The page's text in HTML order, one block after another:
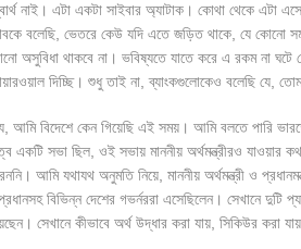
নাই। এটা একটা সাইবার অ্যাটাক। কোথা থেকে এটা
বলেছি, ভেতরে কেউ যদি এতে জড়িত থাকে, যে কোনো
অসুবিধা থাকবে না। ভবিষ্যতে যাতে করে এ রকম না ঘটে
দিচ্ছি। শুধু তাই না, ব্যাংকগুলোকেও বলেছি যে,
বিদেশে কেন গিয়েছি এই সময়। আমি বলতে পারি
সভা ছিল, ওই সভায় মাননীয় অর্থমন্ত্রীরও যাওয়ার
আমি যথাযথ অনুমতি নিয়ে, মাননীয় অর্থমন্ত্রী ও
বিভিন্ন দেশের গভর্নররা এসেছিলেন। সেখানে দুটি
সেখানে কীভাবে অর্থ উদ্ধার করা যায়, সিকিউর করা